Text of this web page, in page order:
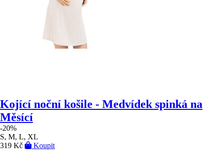
Kojící noční košile - Medvídek spinká na
Měsící
-20%
S, M, L, XL
319 Kč
Koupit